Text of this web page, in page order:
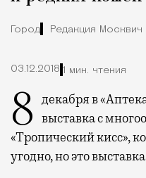
Город Редакция Москвич
03.12.2018 1 мин. чтения
8 декабря в «Аптекарском огороде» откроется выставка с
«Тропический кисс»,
угодно, но это